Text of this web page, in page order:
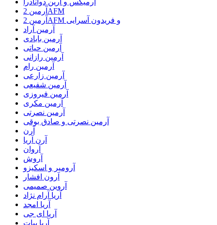
آرمیکس و ارین دوانادرا
آرمین 2AFM
آرمین 2AFM و فریدون آسرایی
آرمین آراد
آرمین بابادی
آرمین حیاتی
آرمین رازانی
آرمین رام
آرمین زارعی
آرمین شفیعی
آرمین فیروزی
آرمین مکری
آرمین نصرتی
آرمین نصرتی و صادق بوقی
آرن
آرن آریا
آروان
آروش
آرومیر و اسکیزو
آرون افشار
آروین صمیمی
آریا آرام نژاد
آریا امجد
آریا ای جی
آریا بیات